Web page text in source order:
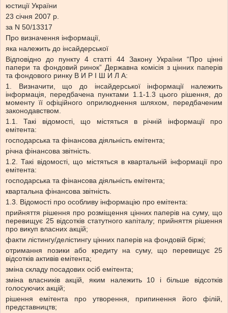
юстиції України
23 січня 2007 р.
за N 50/13317
Про визначення інформації,
яка належить до інсайдерської
Відповідно до пункту 4 статті 44 Закону України “Про цінні
папери та фондовий ринок” Державна комісія з цінних паперів
та фондового ринку В И Р І Ш И Л А:
1. Визначити, що до інсайдерської інформації належить
інформація, передбачена пунктами 1.1-1.3 цього рішення, до
моменту її офіційного оприлюднення шляхом, передбаченим
законодавством.
1.1. Такі відомості, що містяться в річній інформації про
емітента:
господарська та фінансова діяльність емітента;
річна фінансова звітність.
1.2. Такі відомості, що містяться в квартальній інформації про
емітента:
господарська та фінансова діяльність емітента;
квартальна фінансова звітність.
1.3. Відомості про особливу інформацію про емітента:
прийняття рішення про розміщення цінних паперів на суму, що
перевищує 25 відсотків статутного капіталу; прийняття рішення
про викуп власних акцій;
факти лістингу/делістингу цінних паперів на фондовій біржі;
отримання позики або кредиту на суму, що перевищує 25
відсотків активів емітента;
зміна складу посадових осіб емітента;
зміна власників акцій, яким належить 10 і більше відсотків
голосуючих акцій;
рішення емітента про утворення, припинення його філій,
представництв;